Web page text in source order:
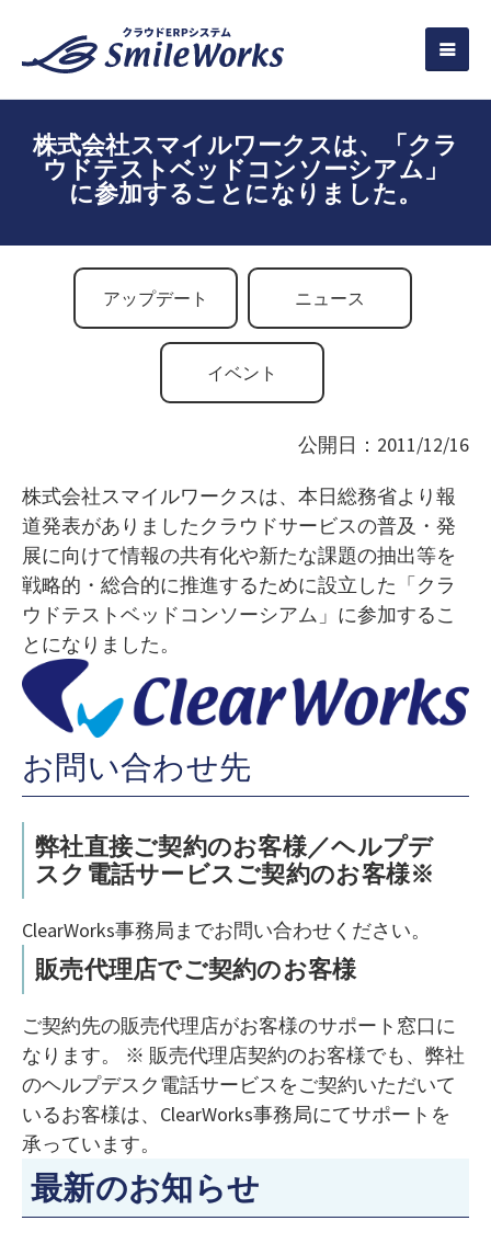
株式会社スマイルワークスは、「クラ
ウドテストベッドコンソーシアム」
に参加することになりました。
アップデート ニュース
イベント
公開日：2011/12/16
株式会社スマイルワークスは、本日総務省より報
道発表がありましたクラウドサービスの普及・発
展に向けて情報の共有化や新たな課題の抽出等を
戦略的・総合的に推進するために設立した「クラ
ウドテストベッドコンソーシアム」に参加するこ
とになりました。
お問い合わせ先
弊社直接ご契約のお客様／ヘルプデ
スク電話サービスご契約のお客様※
ClearWorks事務局までお問い合わせください。
販売代理店でご契約のお客様
ご契約先の販売代理店がお客様のサポート窓口に
なります。 ※ 販売代理店契約のお客様でも、弊社
のヘルプデスク電話サービスをご契約いただいて
いるお客様は、ClearWorks事務局にてサポートを
承っています。
最新のお知らせ